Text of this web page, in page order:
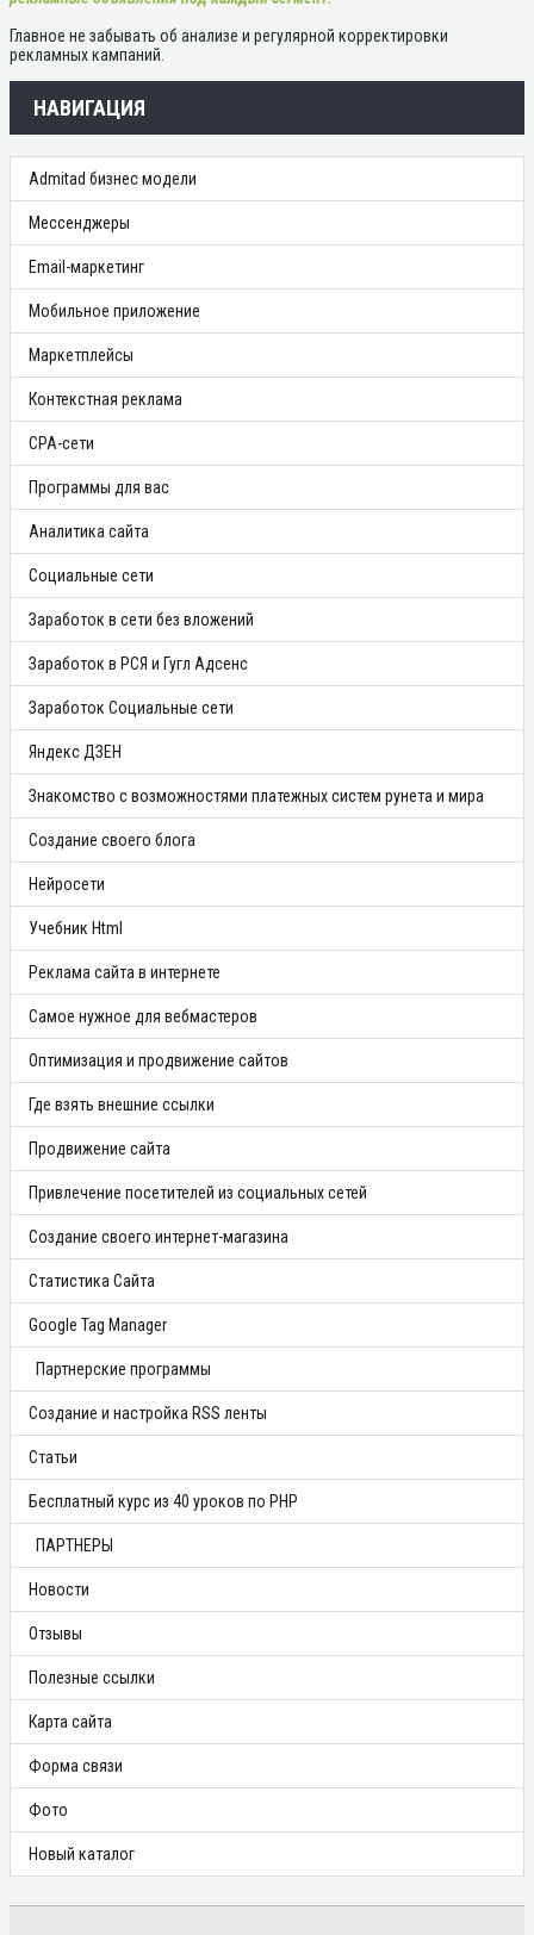
Главное не забывать об анализе и регулярной корректировки
рекламных кампаний.
НАВИГАЦИЯ
Admitad бизнес модели
Мессенджеры
Email-маркетинг
Мобильное приложение
Маркетплейсы
Контекстная реклама
CPA-сети
Программы для вас
Аналитика сайта
Социальные сети
Заработок в сети без вложений
Заработок в РСЯ и Гугл Адсенс
Заработок Социальные сети
Яндекс ДЗЕН
Знакомство с возможностями платежных систем рунета и мира
Создание своего блога
Нейросети
Учебник Html
Реклама сайта в интернете
Самое нужное для вебмастеров
Оптимизация и продвижение сайтов
Где взять внешние ссылки
Продвижение сайта
Привлечение посетителей из социальных сетей
Создание своего интернет-магазина
Статистика Сайта
Google Tag Manager
Партнерские программы
Создание и настройка RSS ленты
Статьи
Бесплатный курс из 40 уроков по PHP
ПАРТНЕРЫ
Новости
Отзывы
Полезные ссылки
Карта сайта
Форма связи
Фото
Новый каталог